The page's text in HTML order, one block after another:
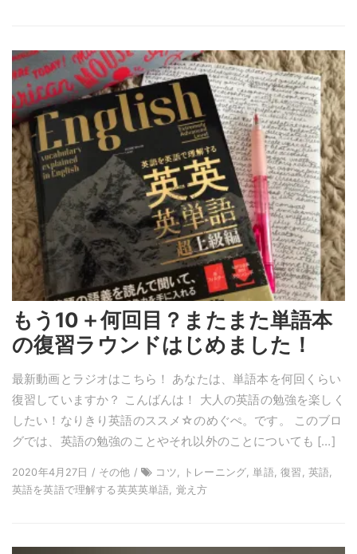
もう10＋何回目？またまた単語本
の復習ラウンドはじめました！
最新動画とラジオはこちら！ あなたは、単語本を何回くらい
復習していますか？ こんばんは！ 大人の英語の勉強を楽しく
したい！なりきり英語のススメ☆のめぐぺ。です。 このブロ
グでは、英語の勉強のことやそれ以外のことについても […]
2020年4月27日 / その他 /
コツ, トレーニング, 単語, 復習, 英語,
英語を英語で理解する英英英単語, 覚え方